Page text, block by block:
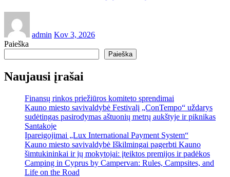
admin Kov 3, 2026
Paieška
Paieška
Naujausi įrašai
Finansų rinkos priežiūros komiteto sprendimai
Kauno miesto savivaldybė Festivalį „ConTempo“ uždarys
sudėtingas pasirodymas aštuonių metrų aukštyje ir piknikas
Santakoje
Įpareigojimai „Lux International Payment System“
Kauno miesto savivaldybė Iškilmingai pagerbti Kauno
šimtukininkai ir jų mokytojai: įteiktos premijos ir padėkos
Camping in Cyprus by Campervan: Rules, Campsites, and
Life on the Road